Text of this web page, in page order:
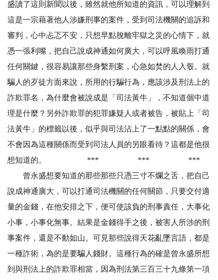
盛讀了這則新聞以後，雖然就他所知道的資訊，可以理解到
這是一宗藉著他人涉嫌刑事的案件，受到司法機關的追訴和
審判，心中忐忑不安，只想早點脫離牢獄之災的心情下，就
憑一張利嘴，把自己說成神通如何廣大，可以呼風喚雨打通
任何關鍵，很容易讓那些身繫刑案，心急如焚的人入彀。就
騙人的歹徒方面來說，所用的行騙行為，應該涉及刑法上的
詐欺罪名，為什麼會被說成是「司法黃牛」，不知道個中道
理是什麼？另外詐欺罪的犯罪嫌疑人或者被告，被貼上「司
法黃牛」的標籤以後，似乎與司法沾上了一點點的關係，會
不會因為這種關係而受到司法人員的另眼看待？這都是他很
想知道的。 *** *** ***
曾永盛想要知道的那些那些只憑三寸不爛之舌，把自己
說成神通廣大，可以打通司法機關的任何關節，只要交付適
量的金錢，在他安排之下，便可使該負的刑事責任，大事化
小事，小事化無事。結果是金錢得手之後，被害人所涉的刑
事案件，還是不動如山。可見那些說得天花亂墜言語，都是
一種詐術，為的是要騙人錢財。這種行為的確是曾永盛所想
到與刑法上的詐欺罪相當，因為刑法第三百三十九條第一項